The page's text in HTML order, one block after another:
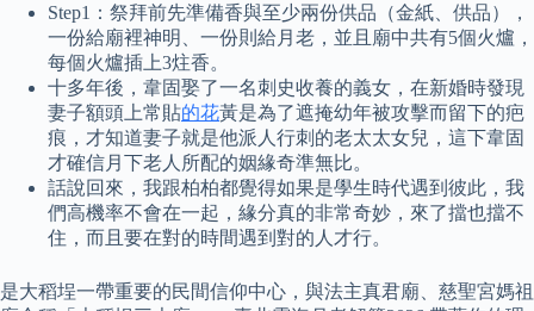
Step1：祭拜前先準備香與至少兩份供品（金紙、供品），
一份給廟裡神明、一份則給月老，並且廟中共有5個火爐，
每個火爐插上3炷香。
十多年後，韋固娶了一名刺史收養的義女，在新婚時發現
妻子額頭上常貼的花黃是為了遮掩幼年被攻擊而留下的疤
痕，才知道妻子就是他派人行刺的老太太女兒，這下韋固
才確信月下老人所配的姻緣奇準無比。
話說回來，我跟柏柏都覺得如果是學生時代遇到彼此，我
們高機率不會在一起，緣分真的非常奇妙，來了擋也擋不
住，而且要在對的時間遇到對的人才行。
是大稻埕一帶重要的民間信仰中心，與法主真君廟、慈聖宮媽祖